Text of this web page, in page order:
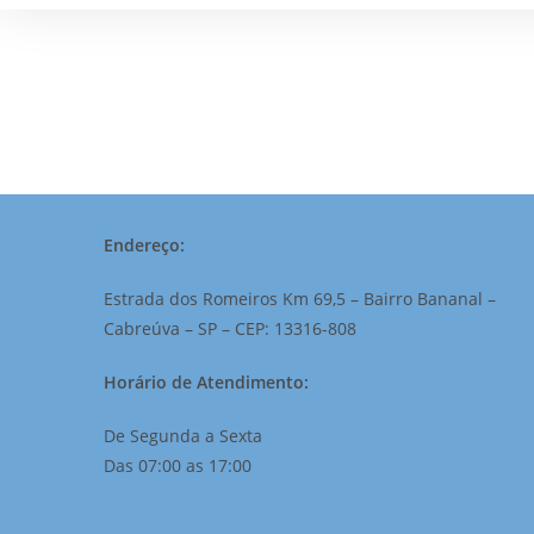
Endereço:
Estrada dos Romeiros Km 69,5 – Bairro Bananal –
Cabreúva – SP – CEP: 13316-808
Horário de Atendimento:
De Segunda a Sexta
Das 07:00 as 17:00